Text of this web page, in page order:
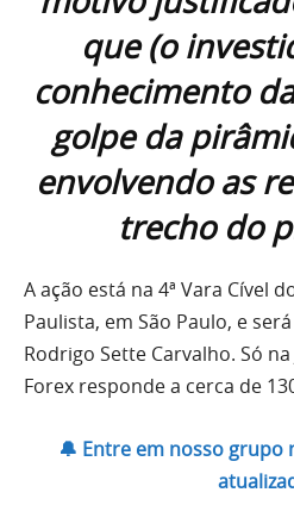
que (o
conhecimento
golpe da
envolvendo as
trecho do
A ação está na 4ª Vara Cível
Paulista, em São Paulo, e
Rodrigo Sette Carvalho. Só
Forex responde a cerca de
🔔 Entre em nosso grupo